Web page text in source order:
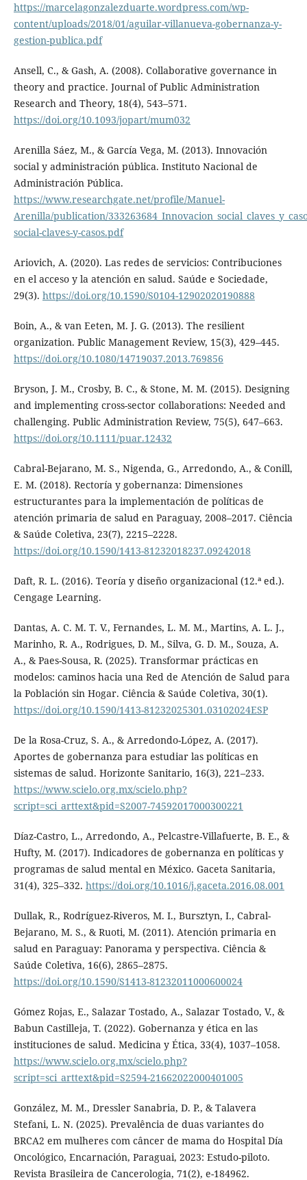
https://marcelagonzalezduarte.wordpress.com/wp-
content/uploads/2018/01/aguilar-villanueva-gobernanza-y-
gestion-publica.pdf
Ansell, C., & Gash, A. (2008). Collaborative governance in
theory and practice. Journal of Public Administration
Research and Theory, 18(4), 543–571.
https://doi.org/10.1093/jopart/mum032
Arenilla Sáez, M., & García Vega, M. (2013). Innovación
social y administración pública. Instituto Nacional de
Administración Pública.
https://www.researchgate.net/profile/Manuel-
Arenilla/publication/
social-claves-y-casos.pdf
Ariovich, A. (2020). Las redes de servicios: Contribuciones
en el acceso y la atención en salud. Saúde e Sociedade,
29(3). https://doi.org/10.1590/S0104-12902020190888
Boin, A., & van Eeten, M. J. G. (2013). The resilient
organization. Public Management Review, 15(3), 429–445.
https://doi.org/10.1080/14719037.2013.769856
Bryson, J. M., Crosby, B. C., & Stone, M. M. (2015). Designing
and implementing cross-sector collaborations: Needed and
challenging. Public Administration Review, 75(5), 647–663.
https://doi.org/10.1111/puar.12432
Cabral-Bejarano, M. S., Nigenda, G., Arredondo, A., & Conill,
E. M. (2018). Rectoría y gobernanza: Dimensiones
estructurantes para la implementación de políticas de
atención primaria de salud en Paraguay, 2008–2017. Ciência
& Saúde Coletiva, 23(7), 2215–2228.
https://doi.org/10.1590/1413-81232018237.09242018
Daft, R. L. (2016). Teoría y diseño organizacional (12.ª ed.).
Cengage Learning.
Dantas, A. C. M. T. V., Fernandes, L. M. M., Martins, A. L. J.,
Marinho, R. A., Rodrigues, D. M., Silva, G. D. M., Souza, A.
A., & Paes-Sousa, R. (2025). Transformar prácticas en
modelos: caminos hacia una Red de Atención de Salud para
la Población sin Hogar. Ciência & Saúde Coletiva, 30(1).
https://doi.org/10.1590/1413-81232025301.03102024ESP
De la Rosa-Cruz, S. A., & Arredondo-López, A. (2017).
Aportes de gobernanza para estudiar las políticas en
sistemas de salud. Horizonte Sanitario, 16(3), 221–233.
https://www.scielo.org.mx/scielo.php?
script=sci_arttext&pid=S2007-74592017000300221
Díaz-Castro, L., Arredondo, A., Pelcastre-Villafuerte, B. E., &
Hufty, M. (2017). Indicadores de gobernanza en políticas y
programas de salud mental en México. Gaceta Sanitaria,
31(4), 325–332. https://doi.org/10.1016/j.gaceta.2016.08.001
Dullak, R., Rodríguez-Riveros, M. I., Bursztyn, I., Cabral-
Bejarano, M. S., & Ruoti, M. (2011). Atención primaria en
salud en Paraguay: Panorama y perspectiva. Ciência &
Saúde Coletiva, 16(6), 2865–2875.
https://doi.org/10.1590/S1413-81232011000600024
Gómez Rojas, E., Salazar Tostado, A., Salazar Tostado, V., &
Babun Castilleja, T. (2022). Gobernanza y ética en las
instituciones de salud. Medicina y Ética, 33(4), 1037–1058.
https://www.scielo.org.mx/scielo.php?
script=sci_arttext&pid=S2594-21662022000401005
González, M. M., Dressler Sanabria, D. P., & Talavera
Stefani, L. N. (2025). Prevalência de duas variantes do
BRCA2 em mulheres com câncer de mama do Hospital Día
Oncológico, Encarnación, Paraguai, 2023: Estudo-piloto.
Revista Brasileira de Cancerologia, 71(2), e-184962.